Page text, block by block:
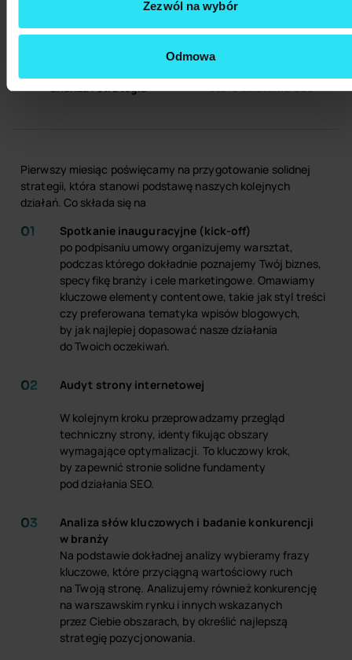
Zezwól na wybór
Odmowa
01
Pierwszy miesiąc współpracy
– analiza i strategia
02
Kolejne miesiące współpracy
– stałe działania SEO
Pierwszy miesiąc poświęcamy na przygotowanie solidnej
strategii, która stanowi podstawę naszych kolejnych
działań. Co składa się na
Spotkanie inauguracyjne (kick-off)
po podpisaniu umowy organizujemy warsztat,
podczas którego dokładnie poznajemy Twój biznes,
specyfikę branży i cele marketingowe. Omawiamy
kluczowe elementy contentowe, takie jak styl treści
czy preferowana tematyka wpisów blogowych,
by jak najlepiej dopasować nasze działania
do Twoich oczekiwań.
Audyt strony internetowej
W kolejnym kroku przeprowadzamy przegląd
techniczny strony, identyfikując obszary
wymagające optymalizacji. To kluczowy krok,
by zapewnić stronie solidne fundamenty
pod działania SEO.
Analiza słów kluczowych i badanie konkurencji
w branży
Na podstawie dokładnej analizy wybieramy frazy
kluczowe, które przyciągną wartościowy ruch
na Twoją stronę. Analizujemy również konkurencję
na warszawskim rynku i innych wskazanych
przez Ciebie obszarach, by określić najlepszą
strategię pozycjonowania.